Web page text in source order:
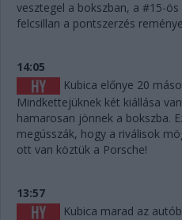
vesztegel a bokszban, a #15-
felcsillan a pontszerzés
14:05
Kubica előnye 20
Mindkettejüknek két kiállása
hamarosan jönnek a bokszba.
megússzák, hogy a riválisok
ott van köztük a Porsche!
13:57
Kubica marad az